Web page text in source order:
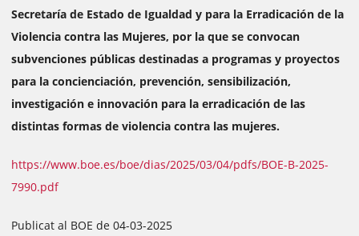
Secretaría de Estado de Igualdad y para la Erradicación de la
Violencia contra las Mujeres, por la que se convocan
subvenciones públicas destinadas a programas y proyectos
para la concienciación, prevención, sensibilización,
investigación e innovación para la erradicación de las
distintas formas de violencia contra las mujeres.
https://www.boe.es/boe/dias/2025/03/04/pdfs/BOE-B-2025-
7990.pdf
Publicat al BOE de 04-03-2025